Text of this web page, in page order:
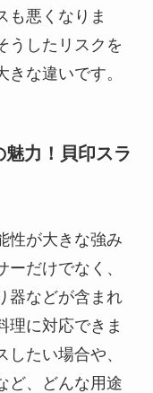
も悪くなりま
うしたリスクを
な違いです。
力！貝印スラ
性が大きな強み
だけでなく、
器などが含まれ
理に対応できま
たい場合や、
ど、どんな用途